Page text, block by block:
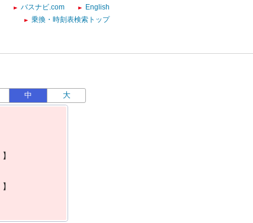
バスナビ.com
English
乗換・時刻表検索トップ
中 大
】
】